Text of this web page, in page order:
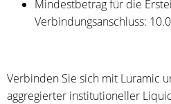
Mindestbetrag für die
Verbindungsanschluss:
Verbinden Sie sich mit Luramic
aggregierter institutioneller